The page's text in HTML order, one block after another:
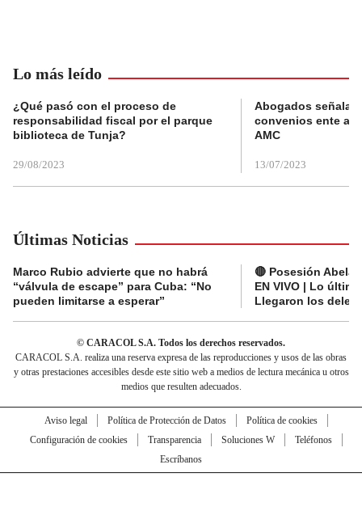
Lo más leído
¿Qué pasó con el proceso de
responsabilidad fiscal por el parque
biblioteca de Tunja?
29/08/2023
Abogados
convenios ente
AMC
13/07/2023
Últimas Noticias
Marco Rubio advierte que no habrá
“válvula de escape” para Cuba: “No
pueden limitarse a esperar”
🔴 Posesión
EN VIVO | Lo
Llegaron los
© CARACOL S.A. Todos los derechos reservados.
CARACOL S.A. realiza una reserva expresa de las reproducciones y usos de las obras
y otras prestaciones accesibles desde este sitio web a medios de lectura mecánica u otros
medios que resulten adecuados.
Aviso legal Política de Protección de Datos
Política de cookies
Configuración de cookies
Transparencia Soluciones W
Teléfonos
Escríbanos